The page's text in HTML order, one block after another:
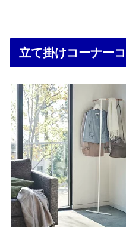
立て掛けコーナー